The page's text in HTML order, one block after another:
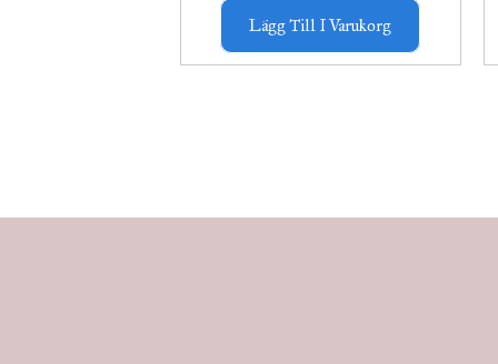
Lägg Till I Varukorg